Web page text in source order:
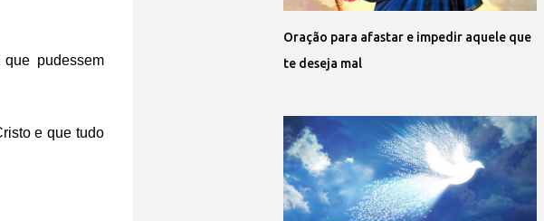
pudessem
e que tudo
Oração para afastar e impedir aquele que
te deseja mal